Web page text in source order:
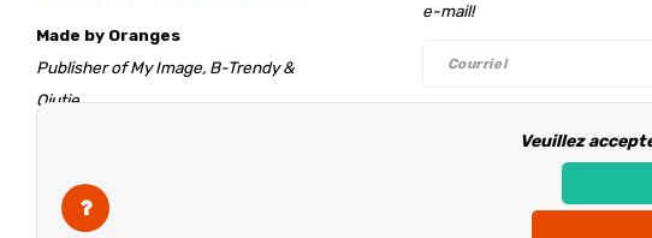
Made by Oranges
Publisher of My Image, B-Trendy &
Qjutie
The Netherlands
info@madebyoranges.com
e-mail!
Suivez-nous
Veuillez